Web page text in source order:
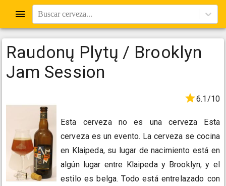
Buscar cerveza...
Raudonų Plytų / Brooklyn
Jam Session
6.1/10
Esta cerveza no es una cerveza Esta
cerveza es un evento. La cerveza se cocina
en Klaipeda, su lugar de nacimiento está en
algún lugar entre Klaipeda y Brooklyn, y el
estilo es belga. Todo está entrelazado con